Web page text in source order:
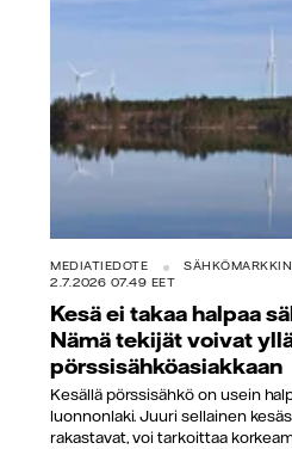
MEDIATIEDOTE
2.7.2026 07.49 EET
Kesä ei takaa halpaa
Nämä tekijät voivat
pörssisähköasiakkaan
Kesällä pörssisähkö on usein
luonnonlaki. Juuri sellainen
rakastavat, voi tarkoittaa